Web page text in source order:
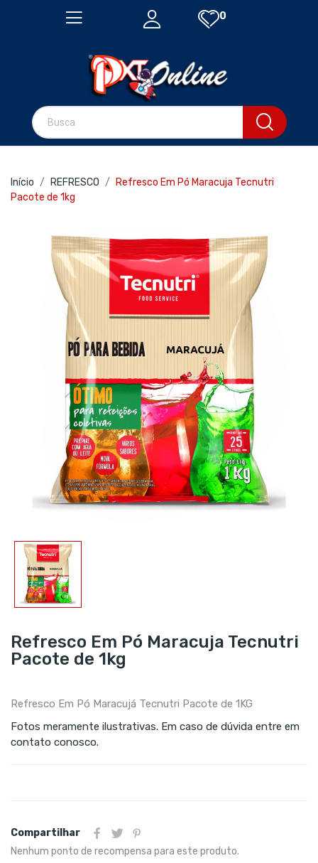
0
Início REFRESCO
Refresco Em Pó Maracuja Tecnutri
Pacote de 1kg
Refresco Em Pó Maracuja Tecnutri
Pacote de 1kg
Refresco Em Pó Maracujá Tecnutri Pacote de 1KG
Fotos meramente ilustrativas. Em caso de dúvida entre em
contato conosco.
Compartilhar
Nenhum ponto de recompensa para este produto.